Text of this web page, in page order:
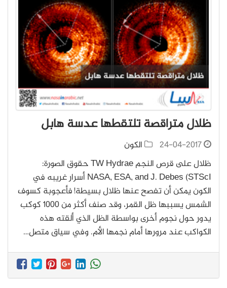
ظلال متراقصة تلتقطها عدسة هابل
24-04-2017
الكون
ظلال على قرص النجم TW Hydrae حقوق الصورة:
NASA, ESA, and J. Debes (STScI أسرار غريبه في
الكون يمكن أن تفصح عنها ظلال بسيطة! فأعجوبة كسوف
الشمس يسببها ظل القمر، وقد صنف أكثر من 1000 كوكب
يدور حول نجوم أخرى بواسطة الظل الذي ألقته هذه
الكواكب عند مرورها أمام نجمها الأم. وفي سياق متصل…